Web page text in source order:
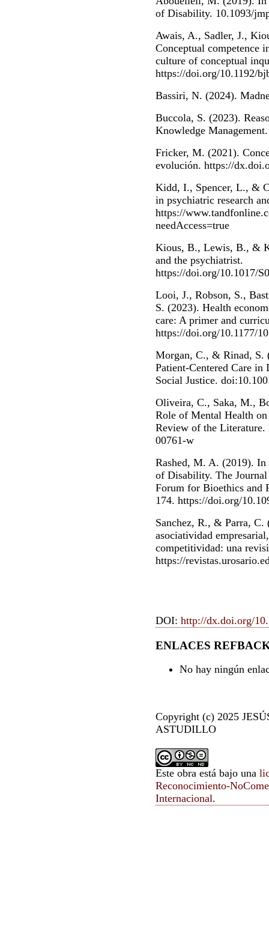
of Disability. 10.1093/
Awais, A., Sadler, J.,
Conceptual competence
culture of conceptual
https://doi.org/10.1192/
Bassiri, N. (2024).
Buccola, S. (2023).
Knowledge
Fricker, M. (2021).
evolución. https://
Kidd, I., Spencer, L., &
in psychiatric research
https://
needAccess=true
Kious, B., Lewis, B., &
and the psychiatrist.
https://doi.org/10.1017/
Looi, J., Robson, S.,
S. (2023). Health
care: A primer and
https://doi.org/10.1177/
Morgan, C., & Rinad, S.
Patient-Centered Care
Social Justice.
Oliveira, C., Saka, M.,
Role of Mental Health
Review of the Literature.
00761-w
Rashed, M. A. (2019). In
of Disability. The
Forum for Bioethics and
174. https://doi.org/
Sanchez, R., & Parra,
asociatividad
competitividad: una
https://
DOI: http://dx.doi.org/
ENLACES
No hay ningún
Copyright (c) 2025
ASTUDILLO
Este obra está bajo una
Reconocimiento-
Internacional.